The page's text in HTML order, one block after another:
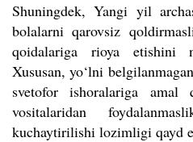
Shuningdek, Yangi yil
bolalarni qarovsiz
qoidalariga rioya etishini
Xususan, yo‘lni
svetofor ishoralariga amal
vositalaridan
kuchaytirilishi lozimligi qayd